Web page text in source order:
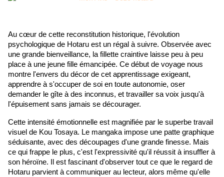
Au cœur de cette reconstitution historique, l'évolution
psychologique de Hotaru est un régal à suivre. Observée avec
une grande bienveillance, la fillette craintive laisse peu à peu
place à une jeune fille émancipée. Ce début de voyage nous
montre l'envers du décor de cet apprentissage exigeant,
apprendre à s'occuper de soi en toute autonomie, oser
demander le gîte à des inconnus, et travailler sa voix jusqu'à
l'épuisement sans jamais se décourager.
Cette intensité émotionnelle est magnifiée par le superbe travail
visuel de Kou Tosaya. Le mangaka impose une patte graphique
séduisante, avec des découpages d'une grande finesse. Mais
ce qui frappe le plus, c'est l'expressivité qu'il réussit à insuffler à
son héroïne. Il est fascinant d'observer tout ce que le regard de
Hotaru parvient à communiquer au lecteur, alors même qu'elle